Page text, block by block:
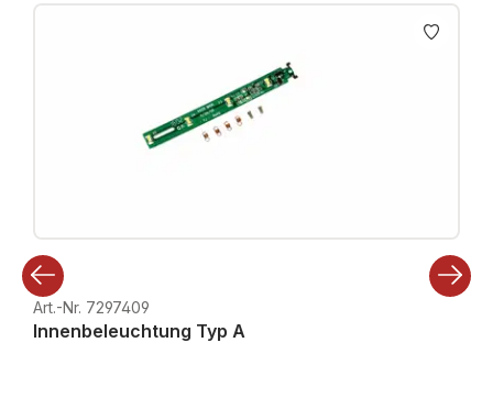
Art.-Nr. 7297409
Innenbeleuchtung Typ A